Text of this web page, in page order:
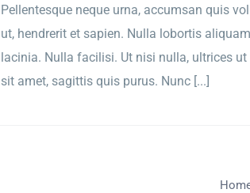
Pellentesque neque urna, accumsan quis
ut, hendrerit et sapien. Nulla lobortis
lacinia. Nulla facilisi. Ut nisi nulla, ultrices ut
sit amet, sagittis quis purus. Nunc [...]